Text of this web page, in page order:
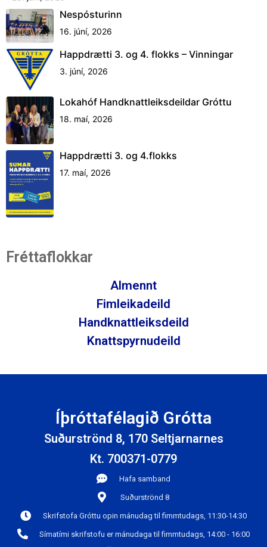
Nespósturinn
16. júní, 2026
Happdrætti 3. og 4. flokks – Vinningar
3. júní, 2026
Lokahóf Handknattleiksdeildar Gróttu
18. maí, 2026
Happdrætti 3. og 4.flokks
17. maí, 2026
Fréttaflokkar
Almennt
Fimleikadeild
Handknattleiksdeild
Knattspyrnudeild
Íþróttafélagið Grótta
Suðurströnd 8, 170 Seltjarnarnes
Kt. 700371-0779
Hafa samband
Suðurströnd 8
Skrifstofa Gróttu opin mánudag til fimmtudags, 11:30-14:30
Símatími skrifstofu er mánudaga til fimmtudags, 14:00 - 16:00